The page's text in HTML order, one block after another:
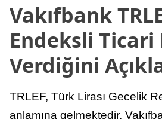
Vakıfbank
Endeksli Ticari
Verdiğini
TRLEF, Türk Lirası Gecelik
anlamına gelmektedir.